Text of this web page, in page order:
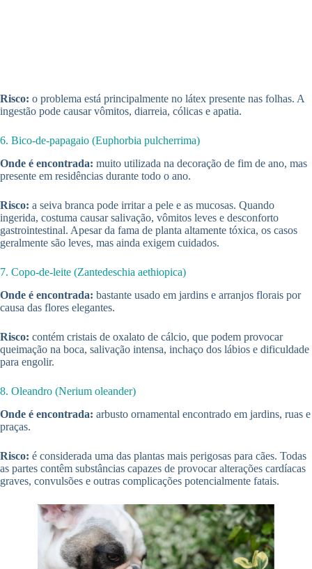
Risco: o problema está principalmente no látex presente nas folhas. A
ingestão pode causar vômitos, diarreia, cólicas e apatia.
6. Bico-de-papagaio (Euphorbia pulcherrima)
Onde é encontrada: muito utilizada na decoração de fim de ano, mas
presente em residências durante todo o ano.
Risco: a seiva branca pode irritar a pele e as mucosas. Quando
ingerida, costuma causar salivação, vômitos leves e desconforto
gastrointestinal. Apesar da fama de planta altamente tóxica, os casos
geralmente são leves, mas ainda exigem cuidados.
7. Copo-de-leite (Zantedeschia aethiopica)
Onde é encontrada: bastante usado em jardins e arranjos florais por
causa das flores elegantes.
Risco: contém cristais de oxalato de cálcio, que podem provocar
queimação na boca, salivação intensa, inchaço dos lábios e dificuldade
para engolir.
8. Oleandro (Nerium oleander)
Onde é encontrada: arbusto ornamental encontrado em jardins, ruas e
praças.
Risco: é considerada uma das plantas mais perigosas para cães. Todas
as partes contêm substâncias capazes de provocar alterações cardíacas
graves, convulsões e outras complicações potencialmente fatais.